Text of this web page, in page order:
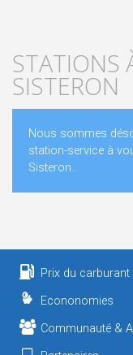
STATIONS
SISTERON
Nous sommes
station-service à
Sisteron..
Prix du carburant
Econonomies
Communauté &